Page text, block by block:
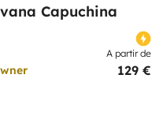
Capuchina
A partir de
129 €